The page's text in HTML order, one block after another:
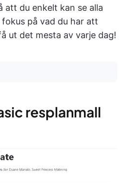
att du enkelt kan se alla
på vad du har att
ut det mesta av varje dag!
resplanmall